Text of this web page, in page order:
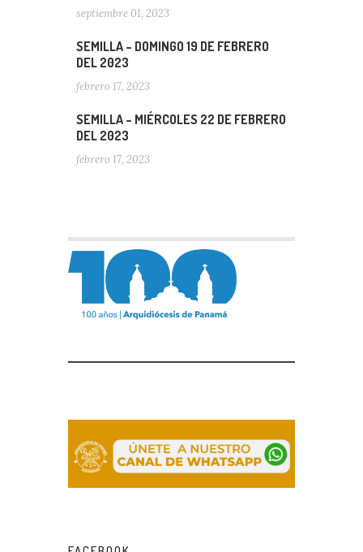
septiembre 01, 2023
SEMILLA – DOMINGO 19 DE FEBRERO
DEL 2023
febrero 17, 2023
SEMILLA – MIÉRCOLES 22 DE FEBRERO
DEL 2023
febrero 17, 2023